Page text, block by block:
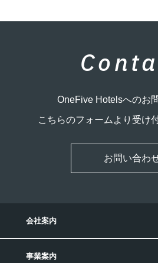
OneFive Hotelsへのお
こちらのフォームより受け
お問い合わ
会社案内
事業案内